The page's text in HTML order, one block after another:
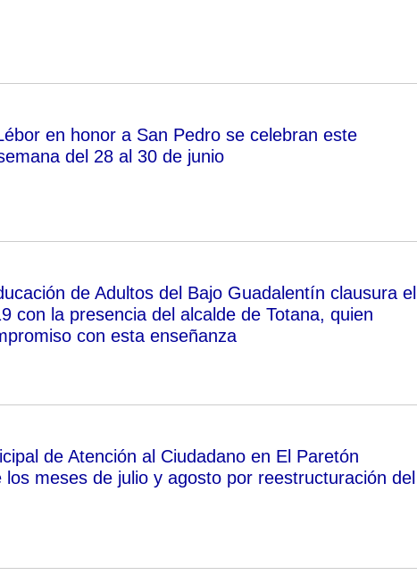
en honor a San Pedro se celebran este
del 28 al 30 de junio
de Adultos del Bajo Guadalentín clausura el
con la presencia del alcalde de Totana, quien
con esta enseñanza
de Atención al Ciudadano en El Paretón
meses de julio y agosto por reestructuración del